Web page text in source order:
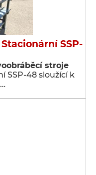
SSP-
stroje
SSP-48 sloužící k